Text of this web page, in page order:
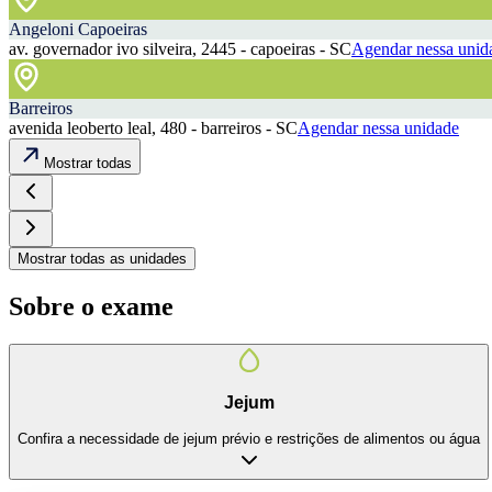
Angeloni Capoeiras
av. governador ivo silveira, 2445 - capoeiras - SCAgendar nessa
Barreiros
avenida leoberto leal, 480 - barreiros - SCAgendar nessa unidade
Mostrar todas
Mostrar todas as unidades
Sobre o exame
Jejum
Confira a necessidade de jejum prévio e restrições de alimentos ou água